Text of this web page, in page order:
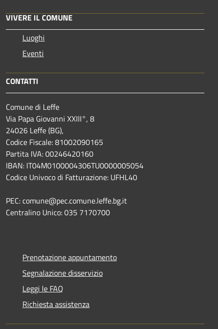
VIVERE IL COMUNE
Luoghi
Eventi
CONTATTI
Comune di Leffe
Via Papa Giovanni XXIII°, 8
24026 Leffe (BG),
Codice Fiscale: 81002090165
Partita IVA: 00246420160
IBAN: IT04M0100004306TU0000005054
Codice Univoco di Fatturazione: UFHL40
PEC: comune@pec.comune.leffe.bg.it
Centralino Unico: 035 7170700
Prenotazione appuntamento
Segnalazione disservizio
Leggi le FAQ
Richiesta assistenza